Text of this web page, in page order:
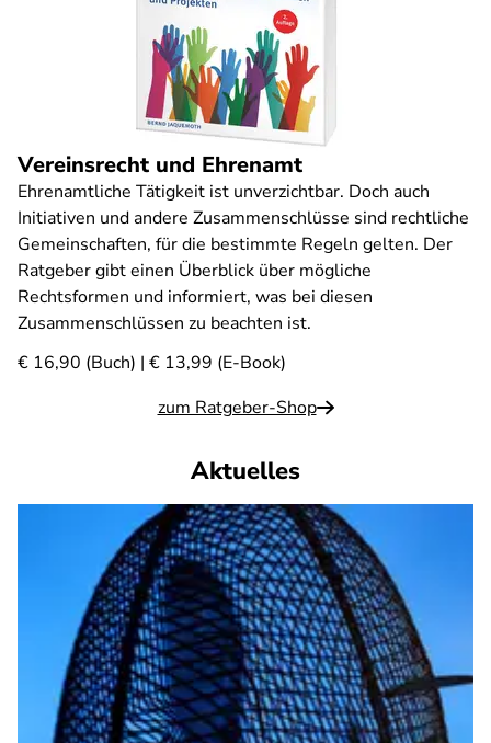
Vereinsrecht und Ehrenamt
Ehrenamtliche Tätigkeit ist unverzichtbar. Doch auch
Initiativen und andere Zusammenschlüsse sind rechtliche
Gemeinschaften, für die bestimmte Regeln gelten. Der
Ratgeber gibt einen Überblick über mögliche
Rechtsformen und informiert, was bei diesen
Zusammenschlüssen zu beachten ist.
€ 16,90 (Buch) | € 13,99 (E-Book)
zum Ratgeber-Shop
Aktuelles